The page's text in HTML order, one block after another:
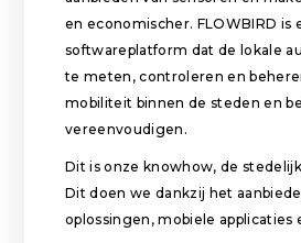
en economischer. FLOWBIRD is
softwareplatform dat de lokale
te meten, controleren en
mobiliteit binnen de steden en
vereenvoudigen.
Dit is onze knowhow, de
Dit doen we dankzij het
oplossingen, mobiele applicaties